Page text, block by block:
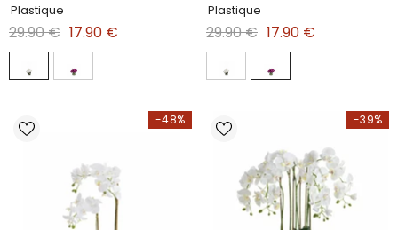
Plastique
29.90 € 17.90 €
Plastique
29.90 € 17.90 €
-48% -39%